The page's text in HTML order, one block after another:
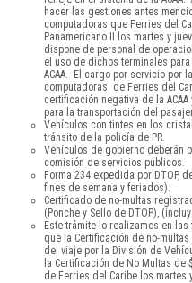
hacer las gestiones antes
computadoras que Ferries del
Panamericano II los martes y
dispone de personal de
el uso de dichos terminales
ACAA. El cargo por servicio por
computadoras de Ferries del
certificación negativa de la
para la transportación del
Vehículos con tintes en los
tránsito de la policía de PR.
Vehículos de gobierno deberán
comisión de servicios públicos.
Forma 234 expedida por DTOP,
fines de semana y feriados).
Certificado de no-multas
(Ponche y Sello de DTOP),
Este trámite lo realizamos en
que la Certificación de no-
del viaje por la División de
la Certificación de No Multas de
de Ferries del Caribe los martes